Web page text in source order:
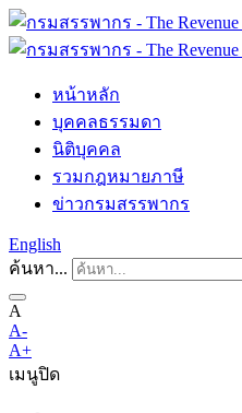
หน้าหลัก
บุคคลธรรมดา
นิติบุคคล
รวมกฎหมายภาษี
ข่าวกรมสรรพากร
English
ค้นหา...
A
A-
A+
เมนูปิด